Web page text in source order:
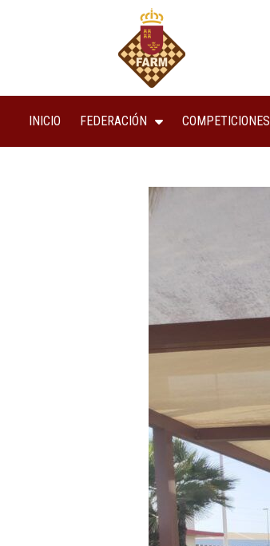
INICIO FEDERACIÓN COMPETICIONES